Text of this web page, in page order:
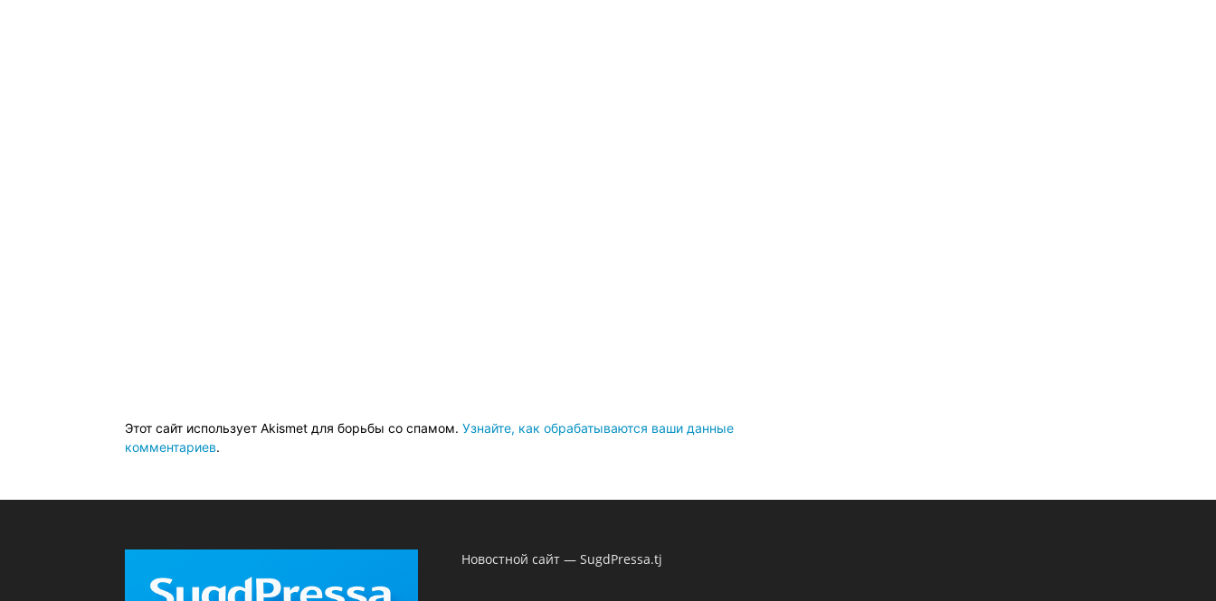
Этот сайт использует Akismet для борьбы со спамом. Узнайте, как обрабатываются ваши данные
комментариев.
Новостной сайт — SugdPressa.tj